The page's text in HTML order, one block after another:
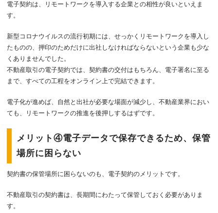
電子契約は、リモートワークを導入する企業との相性が良いといえま
す。
新型コロナウイルスの流行初期には、せっかくリモートワークを導入し
たものの、押印のためだけに出社しなければならないという企業も少な
くありませんでした。
不動産取引の電子契約では、契約書の交付はもちろん、電子署名に至る
まで、すべての工程をオンライン上で完結できます。
電子化が進めば、自然と出社が必要な場面が減少し、不動産業界におい
ても、リモートワークの推進を後押しするはずです。
メリット④電子データで保存できるため、保管
場所に困らない
契約書の保管場所に困らないのも、電子契約のメリットです。
不動産取引の契約書は、長期間にわたって保管しておく必要がありま
す。